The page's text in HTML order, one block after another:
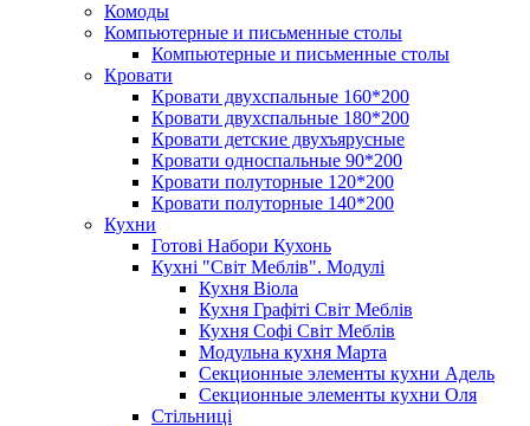
Комоды
Компьютерные и письменные столы
Компьютерные и письменные столы
Кровати
Кровати двухспальные 160*200
Кровати двухспальные 180*200
Кровати детские двухъярусные
Кровати односпальные 90*200
Кровати полуторные 120*200
Кровати полуторные 140*200
Кухни
Готові Набори Кухонь
Кухні "Світ Меблів". Модулі
Кухня Віола
Кухня Графіті Світ Меблів
Кухня Софі Світ Меблів
Модульна кухня Марта
Секционные элементы кухни Адель
Секционные элементы кухни Оля
Стільниці